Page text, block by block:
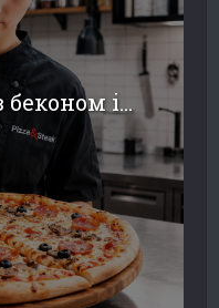
і...